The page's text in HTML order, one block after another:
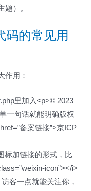
题）。
码的常见用
作用：
里加入<p>© 2023
一句话就能明确版权
备案链接”>京ICP
标加链接的形式，比
icon”></i>
客一点就能关注你，